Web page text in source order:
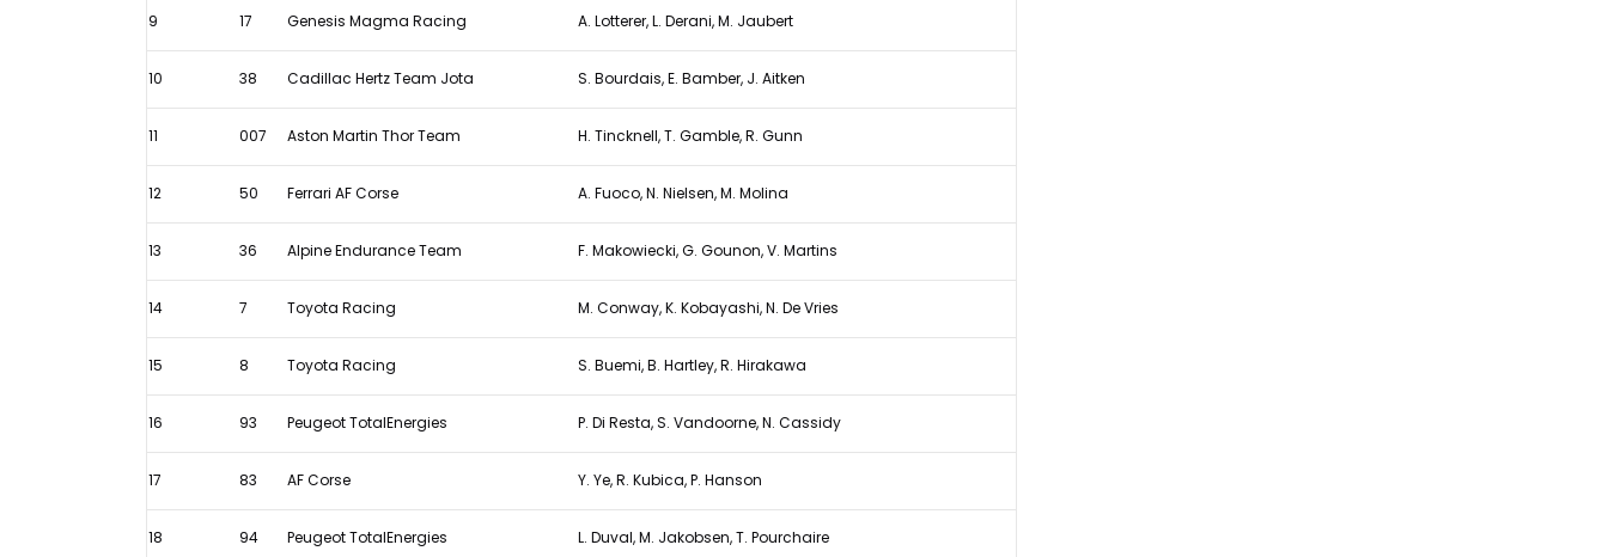
9 17 Genesis Magma Racing A. Lotterer, L. Derani, M. Jaubert
10 38 Cadillac Hertz Team Jota S. Bourdais, E. Bamber, J. Aitken
11 007 Aston Martin Thor Team H. Tincknell, T. Gamble, R. Gunn
12 50 Ferrari AF Corse A. Fuoco, N. Nielsen, M. Molina
13 36 Alpine Endurance Team F. Makowiecki, G. Gounon, V. Martins
14 7 Toyota Racing M. Conway, K. Kobayashi, N. De Vries
15 8 Toyota Racing S. Buemi, B. Hartley, R. Hirakawa
16 93 Peugeot TotalEnergies P. Di Resta, S. Vandoorne, N. Cassidy
17 83 AF Corse Y. Ye, R. Kubica, P. Hanson
18 94 Peugeot TotalEnergies L. Duval, M. Jakobsen, T. Pourchaire